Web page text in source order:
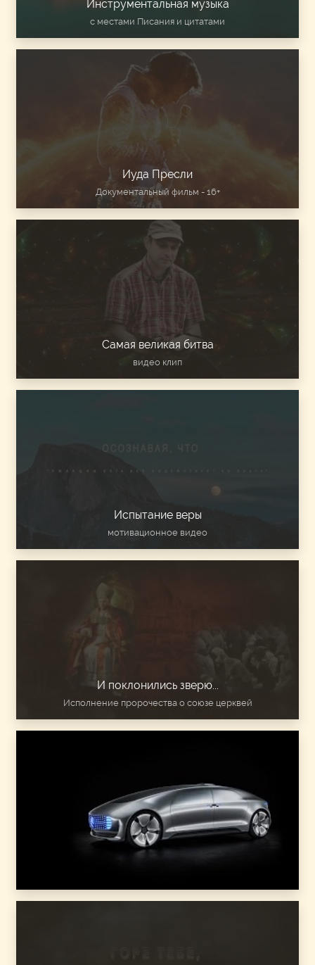
Инструментальная музыка
с местами Писания и цитатами
Иуда Пресли
Документальный фильм - 16+
Самая великая битва
видео клип
Испытание веры
мотивационное видео
И поклонились зверю...
Исполнение пророчества о союзе церквей